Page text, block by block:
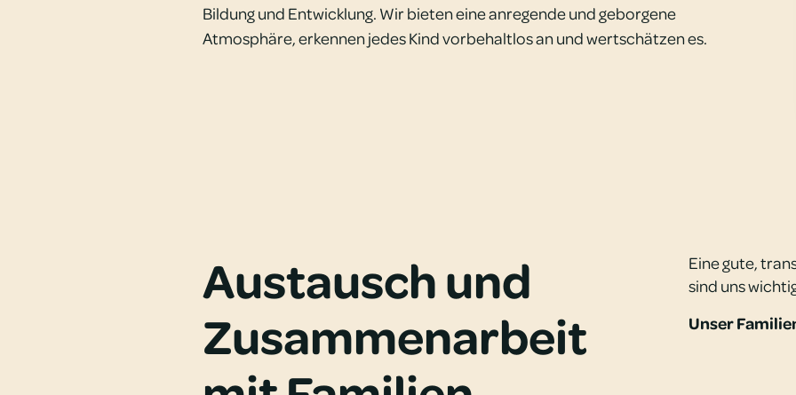
Bildung und Entwicklung. Wir bieten eine anregende und geborgene
Atmosphäre, erkennen jedes Kind vorbehaltlos an und wertschätzen es.
Austausch und
Zusammenarbeit
Eine gute,
sind uns
Unser